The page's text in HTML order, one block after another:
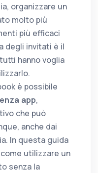
organizzare un
molto più
più efficaci
degli invitati è il
hanno voglia
è possibile
app,
che può
anche dai
In questa guida
utilizzare un
senza la